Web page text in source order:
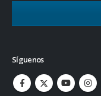
Síguenos